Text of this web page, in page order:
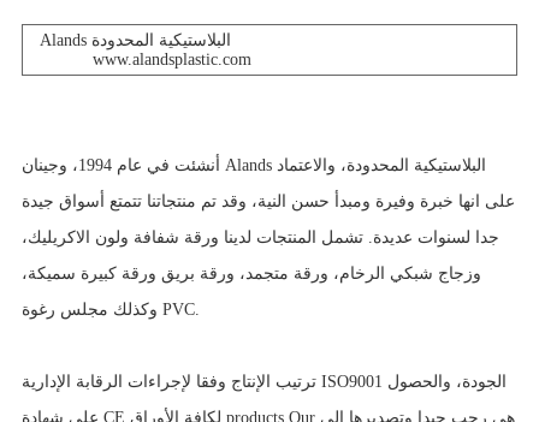
www.alandsplastic.com
أنشئت في عام 1994، وجينان Alands البلاستيكية المحدودة، والاعتماد
على انها خبرة وفيرة ومبدأ حسن النية، وقد تم منتجاتنا تتمتع أسواق جيدة
جدا لسنوات عديدة. تشمل المنتجات لدينا ورقة شفافة ولون الاكريليك،
وزجاج شبكي الرخام، ورقة متجمد، ورقة بريق ورقة كبيرة سميكة،
وكذلك مجلس رغوة PVC.
ترتيب الإنتاج وفقا لإجراءات الرقابة الإدارية ISO9001 الجودة، والحصول
على شهادة CE لكافة الأوراق products.Our هي رحب جيدا وتصديرها إلى